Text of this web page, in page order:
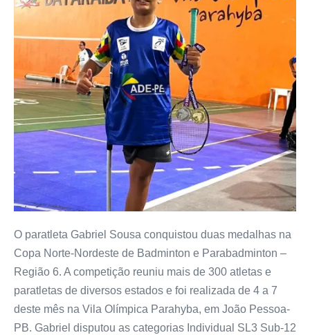
O paratleta Gabriel Sousa conquistou duas medalhas na
Copa Norte-Nordeste de Badminton e Parabadminton –
Região 6. A competição reuniu mais de 300 atletas e
paratletas de diversos estados e foi realizada de 4 a 7
deste mês na Vila Olímpica Parahyba, em João Pessoa-
PB. Gabriel disputou as categorias Individual SL3 Sub-12